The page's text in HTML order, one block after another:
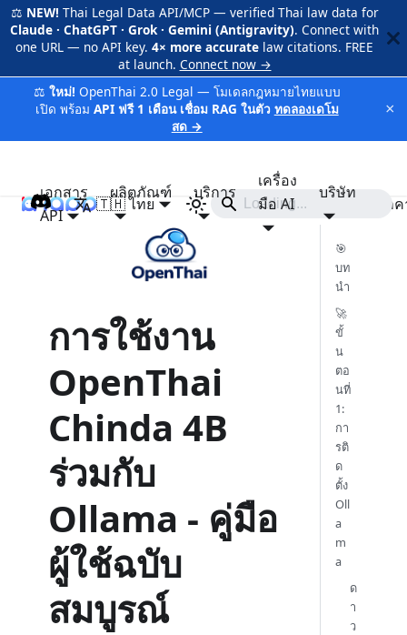
⚖️ NEW! Thai Legal Data API/MCP — verified Thai law data for
Claude · ChatGPT · Grok · Gemini (Antigravity). Connect with
one URL — no API key. 4× more accurate law citations. FREE
at launch. Connect now →
⚖️ ใหม่! OpenThai 2.0 Legal — โมเดลกฎหมายไทยแบบ
เปิด พร้อม API ฟรี 1 เดือน เชื่อม RAG ในตัว ทดลองเดโม
สด →
×
iApp
เอกสาร
API
ผลิตภัณฑ์ บริการ
เครื่อง
มือ AI
บริษัท
รา
🇹🇭 ไทย
การใช้งาน
OpenThai
Chinda 4B
ร่วมกับ
Ollama - คู่มือ
ผู้ใช้ฉบับ
สมบูรณ์
🎯
บท
นำ
🚀
ขั้
น
ตอ
นที่
1:
กา
รติ
ด
ตั้ง
Oll
a
m
a
ด
า
ว